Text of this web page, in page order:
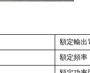
額定輸出
額定頻率